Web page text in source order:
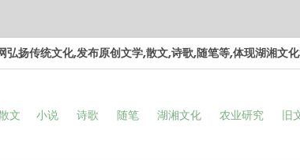
弘扬传统文化,发布原创文学,散文,诗歌,随笔等,体现湖湘文
文 小说 诗歌 随笔 湖湘文化 农业研究 旧